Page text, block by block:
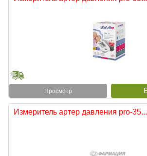
Просмотр
Измеритель артер давления pro-35...